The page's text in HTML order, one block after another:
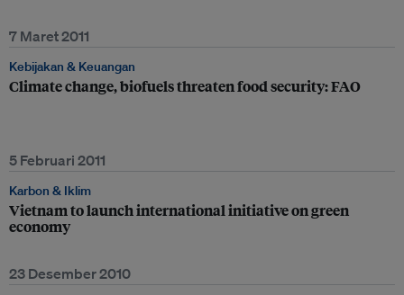
7 Maret 2011
Kebijakan & Keuangan
Climate change, biofuels threaten food security: FAO
5 Februari 2011
Karbon & Iklim
Vietnam to launch international initiative on green
economy
23 Desember 2010